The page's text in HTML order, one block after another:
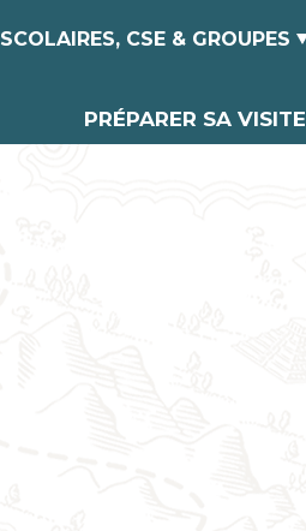
SCOLAIRES, CSE & GROUPES
PRÉPARER SA VISITE